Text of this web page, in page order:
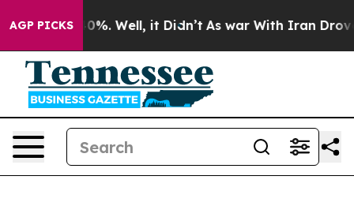
AGP PICKS40%. Well, it Didn’t As war With Iran Drove